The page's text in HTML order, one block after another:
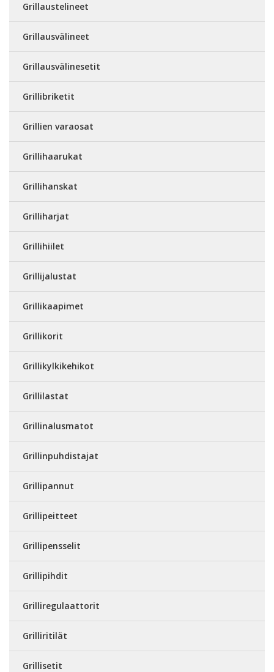
Grillaustelineet
Grillausvälineet
Grillausvälinesetit
Grillibriketit
Grillien varaosat
Grillihaarukat
Grillihanskat
Grilliharjat
Grillihiilet
Grillijalustat
Grillikaapimet
Grillikorit
Grillikylkikehikot
Grillilastat
Grillinalusmatot
Grillinpuhdistajat
Grillipannut
Grillipeitteet
Grillipensselit
Grillipihdit
Grilliregulaattorit
Grilliritilät
Grillisetit